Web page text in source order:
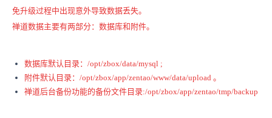
免升级过程中出现意外导致数据丢失。
禅道数据主要有两部分：数据库和附件。
数据库默认 目录：/opt/zbox/data/mysql ;
附件默认 目录：/opt/zbox/app/zentao/www/data/upload 。
禅道后台备份功能的备份文件目录:/opt/zbox/app/zentao/tmp/backup